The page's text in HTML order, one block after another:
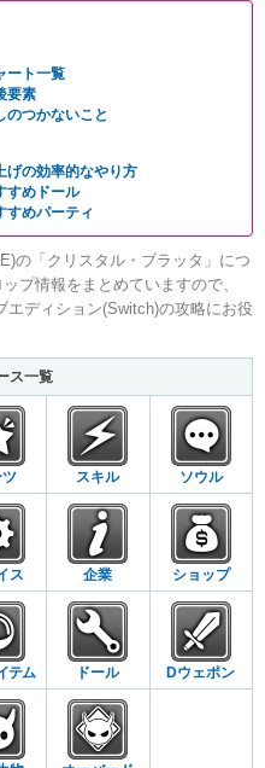
ート一覧
要素
のつかないこと
げの効率的なやり方
すめドール
すめパーティ
の「クリスタル・ブラッタ」につ
プ情報をまとめていますので、
エディション(Switch)の攻略にお役
ス一覧
ツ スキル ソウル
ス 企業 ショップ
テム ドール Dウェポン